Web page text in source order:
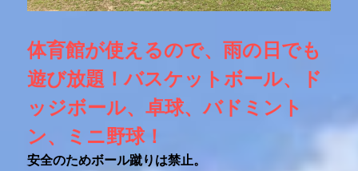
体育館が使えるので、雨の日でも
遊び放題！バスケットボール、ド
ッジボール、卓球、バドミント
ン、ミニ野球！
安全のためボール蹴りは禁止。